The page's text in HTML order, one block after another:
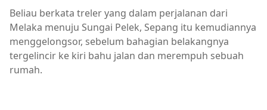
Beliau berkata treler yang dalam perjalanan dari
Melaka menuju Sungai Pelek, Sepang itu kemudiannya
menggelongsor, sebelum bahagian belakangnya
tergelincir ke kiri bahu jalan dan merempuh sebuah
rumah.